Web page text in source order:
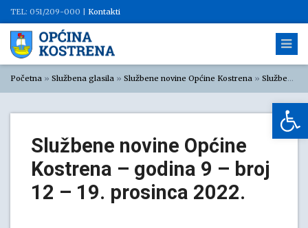
TEL: 051/209-000 | Kontakti
Početna » Službena glasila » Službene novine Općine Kostrena » Službene novine Općine Kostrena 2022.
Službene novine Općine
Kostrena – godina 9 – broj
12 – 19. prosinca 2022.